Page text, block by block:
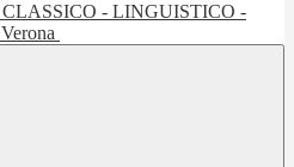
CLASSICO - LINGUISTICO -
Verona